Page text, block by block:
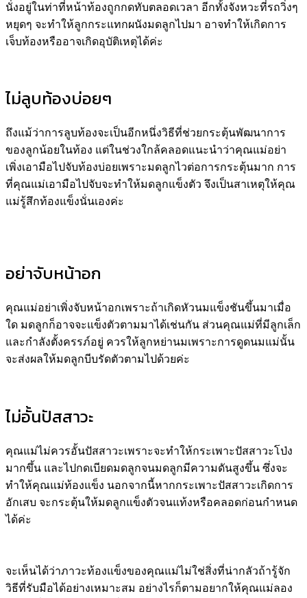
นั่งอยู่ในท่าที่หน้าท้องถูกกดทับตลอดเวลา อีกทั้งจังหวะที่รถวิ่งๆ
หยุดๆ จะทำให้ลูกกระแทกผนังมดลูกไปมา อาจทำให้เกิดการ
เจ็บท้องหรืออาจเกิดอุบัติเหตุได้ค่ะ
ไม่ลูบท้องบ่อยๆ
ถึงแม้ว่าการลูบท้องจะเป็นอีกหนึ่งวิธีที่ช่วยกระตุ้นพัฒนาการ
ของลูกน้อยในท้อง แต่ในช่วงใกล้คลอดแนะนำว่าคุณแม่อย่า
เพิ่งเอามือไปจับท้องบ่อยเพราะมดลูกไวต่อการกระตุ้นมาก การ
ที่คุณแม่เอามือไปจับจะทำให้มดลูกแข็งตัว จึงเป็นสาเหตุให้คุณ
แม่รู้สึกท้องแข็งนั่นเองค่ะ
อย่าจับหน้าอก
คุณแม่อย่าเพิ่งจับหน้าอกเพราะถ้าเกิดหัวนมแข็งชันขึ้นมาเมื่อ
ใด มดลูกก็อาจจะแข็งตัวตามมาได้เช่นกัน ส่วนคุณแม่ที่มีลูกเล็ก
และกำลังตั้งครรภ์อยู่ ควรให้ลูกหย่านมเพราะการดูดนมแม่นั้น
จะส่งผลให้มดลูกบีบรัดตัวตามไปด้วยค่ะ
ไม่อั้นปัสสาวะ
คุณแม่ไม่ควรอั้นปัสสาวะเพราะจะทำให้กระเพาะปัสสาวะโป่ง
มากขึ้น และไปกดเบียดมดลูกจนมดลูกมีความดันสูงขึ้น ซึ่งจะ
ทำให้คุณแม่ท้องแข็ง นอกจากนี้หากกระเพาะปัสสาวะเกิดการ
อักเสบ จะกระตุ้นให้มดลูกแข็งตัวจนแท้งหรือคลอดก่อนกำหนด
ได้ค่ะ
จะเห็นได้ว่าภาวะท้องแข็งของคุณแม่ไม่ใช่สิ่งที่น่ากลัวถ้ารู้จัก
วิธีที่รับมือได้อย่างเหมาะสม อย่างไรก็ตามอยากให้คุณแม่ลอง